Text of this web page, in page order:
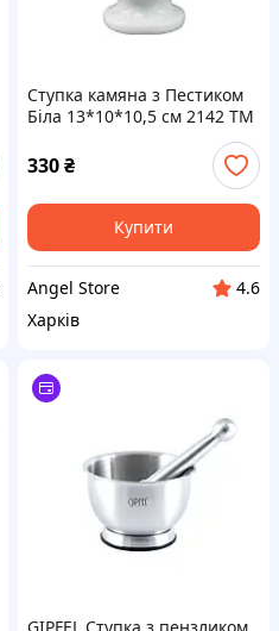
Ступка камяна з Пестиком
Біла 13*10*10,5 см 2142 ТМ
330₴
Купити
Angel Store
4.6
Харків